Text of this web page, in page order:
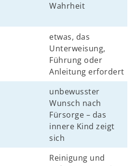
Wahrheit
etwas, das
Unterweisung,
Führung oder
Anleitung erfordert
unbewusster
Wunsch nach
Fürsorge – das
innere Kind zeigt
sich
Reinigung und